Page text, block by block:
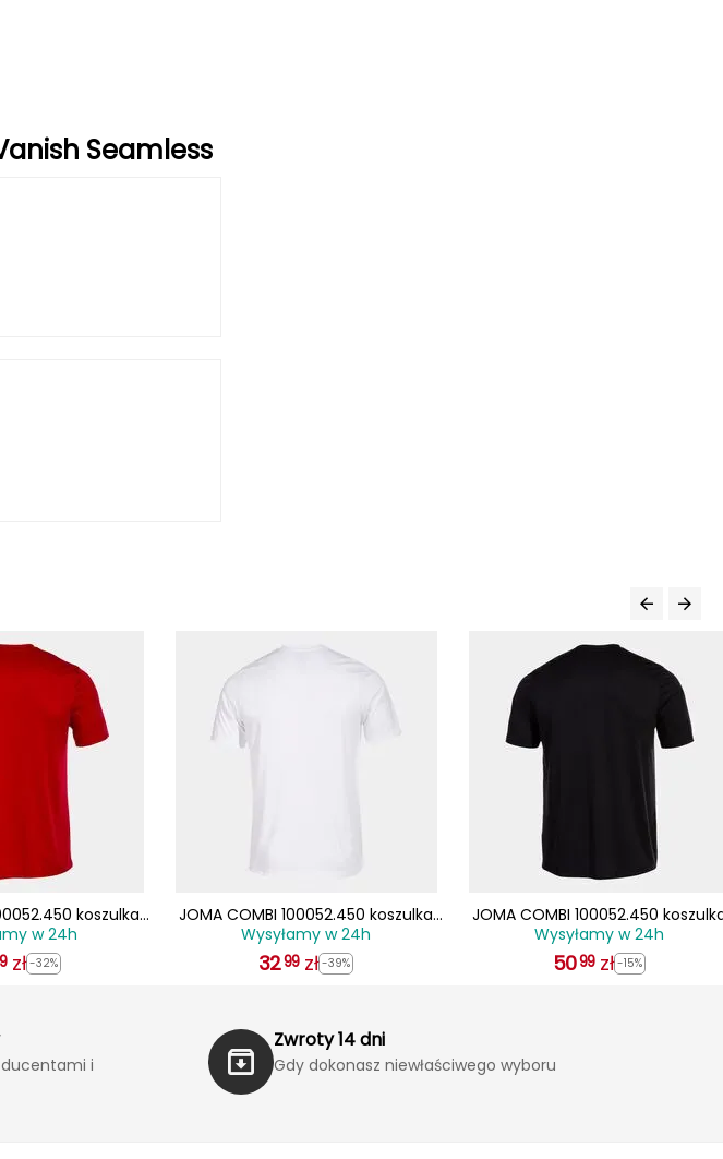
Seamless
koszulka
treningowa t-shirt
w 24h
zł -32%
JOMA COMBI 100052.450 koszulka
męska sportowa treningowa t-shirt
zielony
Wysyłamy w 24h
3299 zł -39%
JOMA COMBI 100052.450
męska sportowa treningowa t-
czarna
Wysyłamy w 24h
5099 zł -15%
i
Zwroty 14 dni
Gdy dokonasz niewłaściwego wyboru